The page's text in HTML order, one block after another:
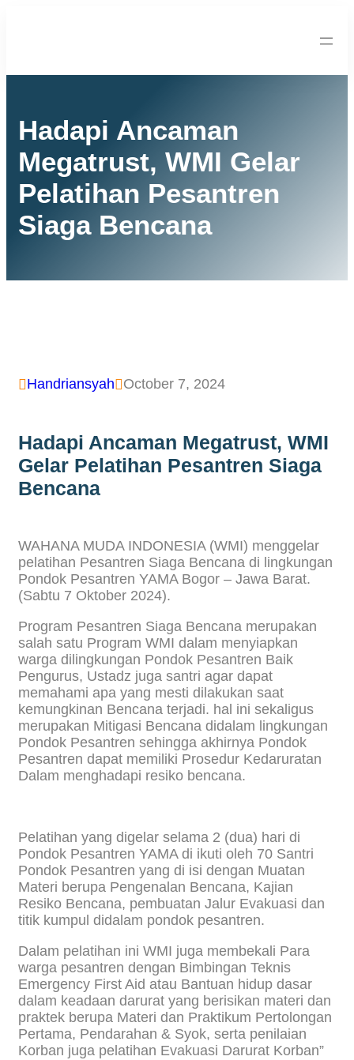
Hadapi Ancaman
Megatrust, WMI Gelar
Pelatihan Pesantren
Siaga Bencana
HandriansyahOctober 7, 2024
Hadapi Ancaman Megatrust, WMI
Gelar Pelatihan Pesantren Siaga
Bencana
WAHANA MUDA INDONESIA (WMI) menggelar
pelatihan Pesantren Siaga Bencana di lingkungan
Pondok Pesantren YAMA Bogor – Jawa Barat.
(Sabtu 7 Oktober 2024).
Program Pesantren Siaga Bencana merupakan
salah satu Program WMI dalam menyiapkan
warga dilingkungan Pondok Pesantren Baik
Pengurus, Ustadz juga santri agar dapat
memahami apa yang mesti dilakukan saat
kemungkinan Bencana terjadi. hal ini sekaligus
merupakan Mitigasi Bencana didalam lingkungan
Pondok Pesantren sehingga akhirnya Pondok
Pesantren dapat memiliki Prosedur Kedaruratan
Dalam menghadapi resiko bencana.
Pelatihan yang digelar selama 2 (dua) hari di
Pondok Pesantren YAMA di ikuti oleh 70 Santri
Pondok Pesantren yang di isi dengan Muatan
Materi berupa Pengenalan Bencana, Kajian
Resiko Bencana, pembuatan Jalur Evakuasi dan
titik kumpul didalam pondok pesantren.
Dalam pelatihan ini WMI juga membekali Para
warga pesantren dengan Bimbingan Teknis
Emergency First Aid atau Bantuan hidup dasar
dalam keadaan darurat yang berisikan materi dan
praktek berupa Materi dan Praktikum Pertolongan
Pertama, Pendarahan & Syok, serta penilaian
Korban juga pelatihan Evakuasi Darurat Korban”